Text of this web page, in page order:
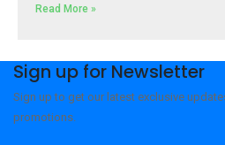
Read More »
Sign up for Newsletter
Sign up to get our latest exclusive
promotions.